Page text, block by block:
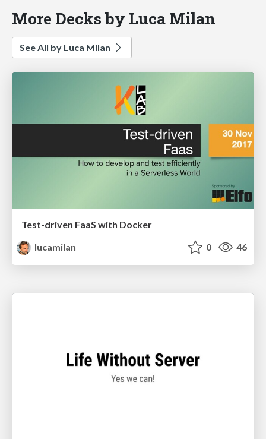
More Decks by Luca Milan
See All by Luca Milan
Test-driven FaaS with Docker
lucamilan
0 46